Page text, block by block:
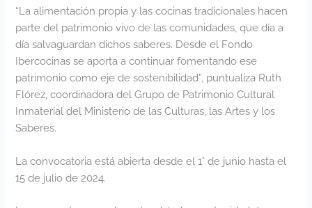
“La alimentación propia y las cocinas tradicionales hacen
parte del patrimonio vivo de las comunidades, que día a
día salvaguardan dichos saberes. Desde el Fondo
Ibercocinas se aporta a continuar fomentando ese
patrimonio como eje de sostenibilidad”, puntualiza Ruth
Flórez, coordinadora del Grupo de Patrimonio Cultural
Inmaterial del Ministerio de las Culturas, las Artes y los
Saberes.
La convocatoria está abierta desde el 1° de junio hasta el
15 de julio de 2024.